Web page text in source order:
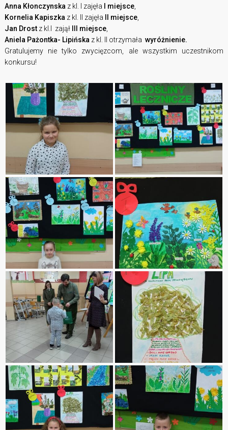
Anna Kłonczynskaz kl. I zajęła I miejsce,
Kornelia Kapiszkaz kl. II zajęła II miejsce,
Jan Drostz kl.I zajął III miejsce,
Aniela Pażontka- Lipińskaz kl. II otrzymała wyróżnienie.
Gratulujemy nie tylko zwycięzcom, ale wszystkim uczestnikom
konkursu!